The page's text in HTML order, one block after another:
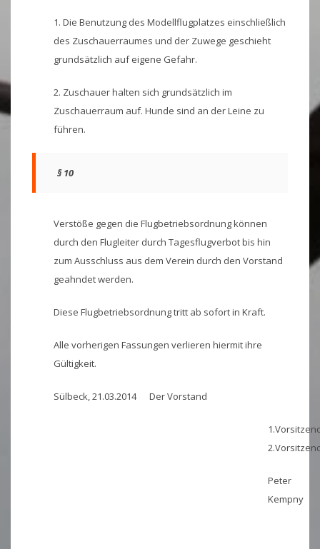
1. Die Benutzung des Modellflugplatzes einschließlich
des Zuschauerraumes und der Zuwege geschieht
grundsätzlich auf eigene Gefahr.
2. Zuschauer halten sich grundsätzlich im
Zuschauerraum auf. Hunde sind an der Leine zu
führen.
§ 10
Verstöße gegen die Flugbetriebsordnung können
durch den Flugleiter durch Tagesflugverbot bis hin
zum Ausschluss aus dem Verein durch den Vorstand
geahndet werden.
Diese Flugbetriebsordnung tritt ab sofort in Kraft.
Alle vorherigen Fassungen verlieren hiermit ihre
Gültigkeit.
Sülbeck, 21.03.2014 Der Vorstand
Peter
Kempny